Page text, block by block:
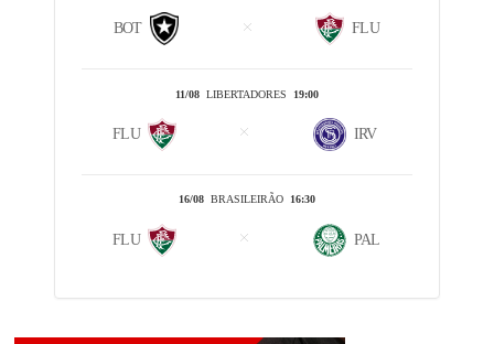
BOT FLU
11/08LIBERTADORES 19:00
FLU IRV
16/08BRASILEIRÃO 16:30
FLU PAL